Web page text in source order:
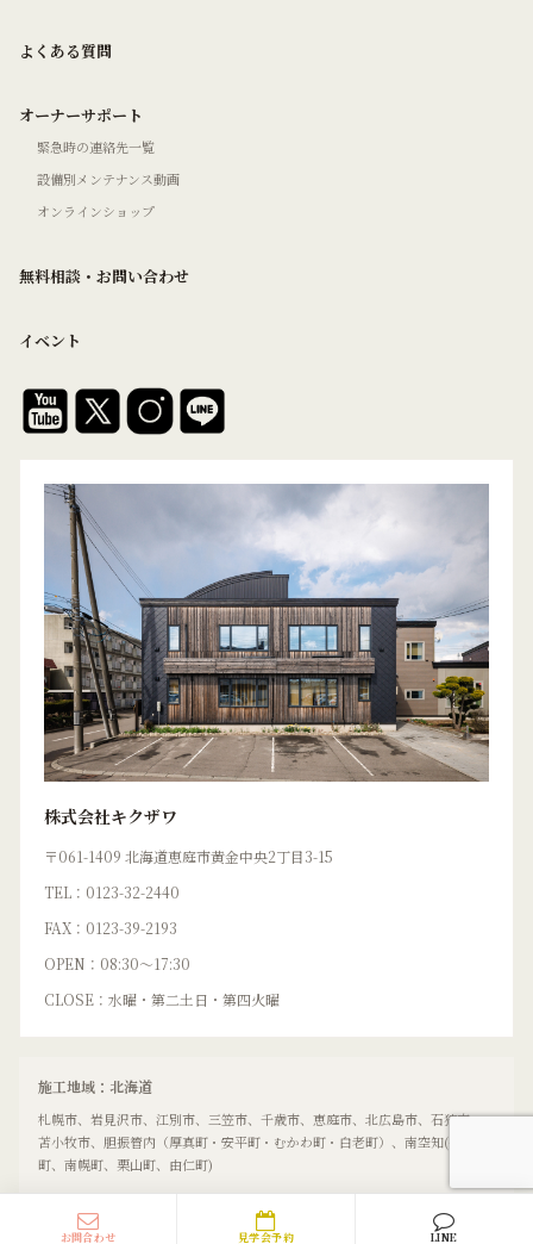
お問合わせ 見学会予約 LINE
よくある質問
オーナーサポート
緊急時の連絡先一覧
設備別メンテナンス動画
オンラインショップ
無料相談・お問い合わせ
イベント
株式会社キクザワ
〒061-1409 北海道恵庭市黄金中央2丁目3-15
TEL：0123-32-2440
FAX：0123-39-2193
OPEN：08:30〜17:30
CLOSE：水曜・第二土日・第四火曜
施工地域：北海道
札幌市、岩見沢市、江別市、三笠市、千歳市、恵庭市、北広島市、石狩市、
苫小牧市、胆振管内（厚真町・安平町・むかわ町・白老町）、南空知(長沼
町、南幌町、栗山町、由仁町)